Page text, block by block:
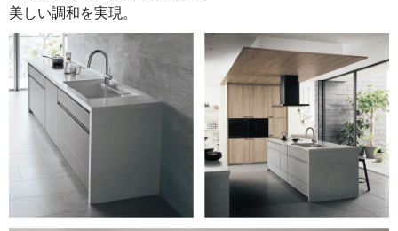
美しい調和を実現。